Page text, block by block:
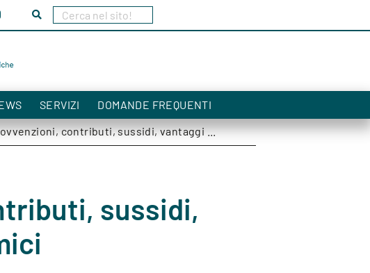
Cerca nel sito!
Cerca
SERVIZI
DOMANDE FREQUENTI
contributi, sussidi, vantaggi ...
sussidi,